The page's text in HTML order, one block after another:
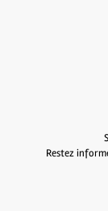
Restez